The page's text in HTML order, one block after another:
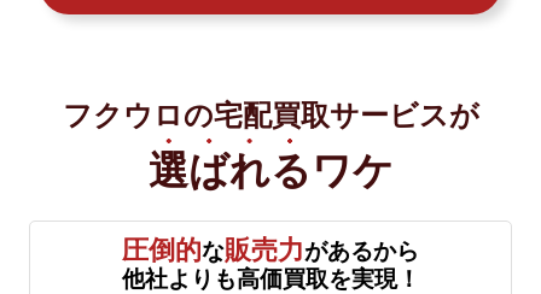
フクウロの宅配買取サービスが
選ばれる ワケ
圧倒的な販売力があるから
他社よりも高価買取を実現！